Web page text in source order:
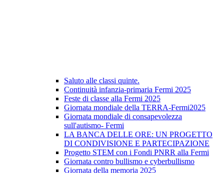
Saluto alle classi quinte.
Continuità infanzia-primaria Fermi 2025
Feste di classe alla Fermi 2025
Giornata mondiale della TERRA-Fermi2025
Giornata mondiale di consapevolezza
sull'autismo- Fermi
LA BANCA DELLE ORE: UN PROGETTO
DI CONDIVISIONE E PARTECIPAZIONE
Progetto STEM con i Fondi PNRR alla Fermi
Giornata contro bullismo e cyberbullismo
Giornata della memoria 2025